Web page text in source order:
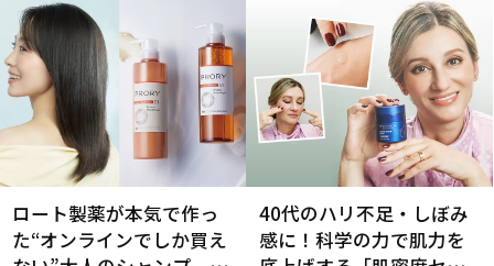
ロート製薬が本気で作っ
た“オンラインでしか買え
40代のハリ不足・しぼみ
感に！科学の力で肌力を